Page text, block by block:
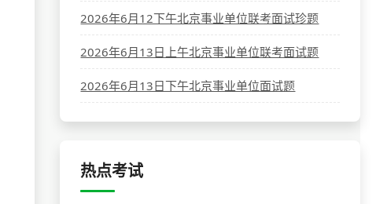
2026年6月12下午北京事业单位联考面试珍题
2026年6月13日上午北京事业单位联考面试题
2026年6月13日下午北京事业单位面试题
热点考试